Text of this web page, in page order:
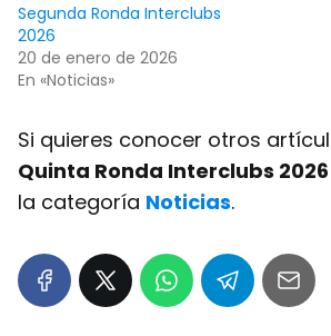
Segunda Ronda Interclubs
2026
20 de enero de 2026
En «Noticias»
Si quieres conocer otros
Quinta Ronda Interclubs 2026
la categoría Noticias.